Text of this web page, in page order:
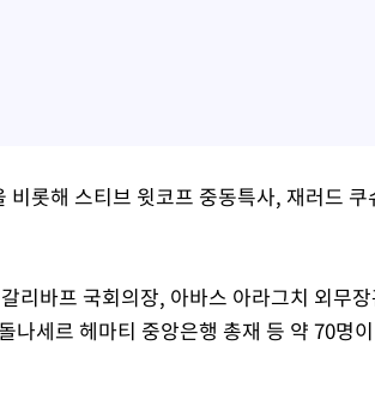
롯해 스티브 윗코프 중동특사, 재러드
리바프 국회의장, 아바스 아라그치 외무
나세르 헤마티 중앙은행 총재 등 약 70명